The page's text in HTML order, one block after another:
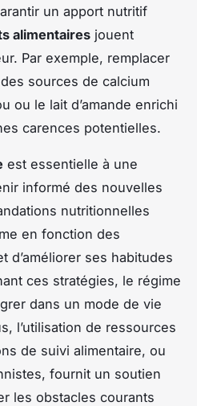
un apport nutritif
alimentaires jouent
Par exemple, remplacer
sources de calcium
ou le lait d’amande enrichi
carences potentielles.
est essentielle à une
informé des nouvelles
nutritionnelles
en fonction des
d’améliorer ses habitudes
ces stratégies, le régime
dans un mode de vie
l’utilisation de ressources
de suivi alimentaire, ou
fournit un soutien
les obstacles courants